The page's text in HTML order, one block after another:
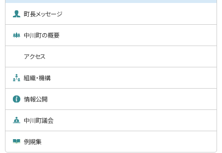
町長メッセージ
中川町の概要
アクセス
組織・機構
情報公開
中川町議会
例規集